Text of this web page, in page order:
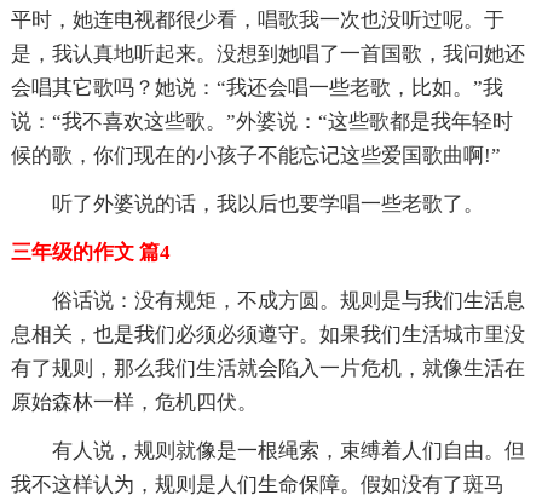
平时，她连电视都很少看，唱歌我一次也没听过呢。于
是，我认真地听起来。没想到她唱了一首国歌，我问她还
会唱其它歌吗？她说：“我还会唱一些老歌，比如。”我
说：“我不喜欢这些歌。”外婆说：“这些歌都是我年轻时
候的歌，你们现在的小孩子不能忘记这些爱国歌曲啊!”
听了外婆说的话，我以后也要学唱一些老歌了。
三年级的作文 篇4
俗话说：没有规矩，不成方圆。规则是与我们生活息
息相关，也是我们必须必须遵守。如果我们生活城市里没
有了规则，那么我们生活就会陷入一片危机，就像生活在
原始森林一样，危机四伏。
有人说，规则就像是一根绳索，束缚着人们自由。但
我不这样认为，规则是人们生命保障。假如没有了斑马